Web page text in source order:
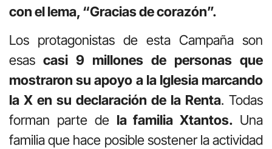
con el lema, “Gracias de corazón”.
Los protagonistas de esta Campaña son
esas casi 9 millones de personas que
mostraron su apoyo a la Iglesia marcando
la X en su declaración de la Renta. Todas
forman parte de la familia Xtantos. Una
familia que hace posible sostener la actividad